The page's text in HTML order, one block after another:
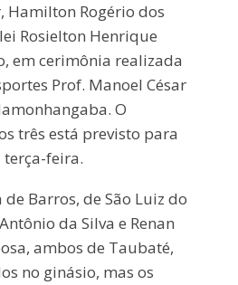
Hamilton Rogério dos
Rosielton Henrique
em cerimônia realizada
Prof. Manoel César
O
três está previsto para
terça-feira.
Barros, de São Luiz do
da Silva e Renan
ambos de Taubaté,
no ginásio, mas os